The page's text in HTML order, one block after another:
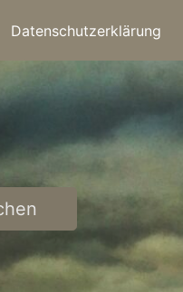
Datenschutzerklärung